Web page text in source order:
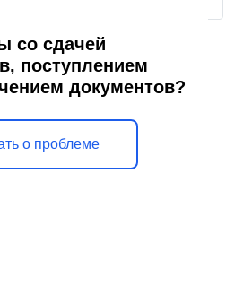
со сдачей
поступлением
документов?
о проблеме